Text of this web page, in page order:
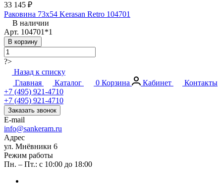
33 145 ₽
Раковина 73x54 Kerasan Retro 104701
В наличии
Арт. 104701*1
В корзину
?>
Назад к списку
Главная
Каталог 0 Корзина Кабинет
Контакты
+7 (495) 921-4710
+7 (495) 921-4710
Заказать звонок
E-mail
info@sankeram.ru
Адрес
ул. Мнёвники 6
Режим работы
Пн. – Пт.: с 10:00 до 18:00